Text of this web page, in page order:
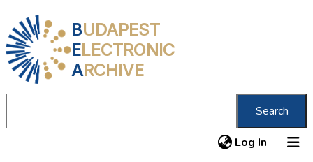
BUDAPEST
ELECTRONIC
ARCHIVE
Search
Log In (current)